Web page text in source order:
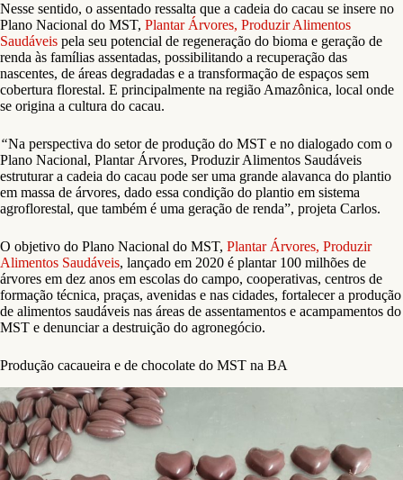
Nesse sentido, o assentado ressalta que a cadeia do cacau se insere no
Plano Nacional do MST, Plantar Árvores, Produzir Alimentos
Saudáveis pela seu potencial de regeneração do bioma e geração de
renda às famílias assentadas, possibilitando a recuperação das
nascentes, de áreas degradadas e a transformação de espaços sem
cobertura florestal. E principalmente na região Amazônica, local onde
se origina a cultura do cacau.
“Na perspectiva do setor de produção do MST e no dialogado com o
Plano Nacional, Plantar Árvores, Produzir Alimentos Saudáveis
estruturar a cadeia do cacau pode ser uma grande alavanca do plantio
em massa de árvores, dado essa condição do plantio em sistema
agroflorestal, que também é uma geração de renda”, projeta Carlos.
O objetivo do Plano Nacional do MST, Plantar Árvores, Produzir
Alimentos Saudáveis, lançado em 2020 é plantar 100 milhões de
árvores em dez anos em escolas do campo, cooperativas, centros de
formação técnica, praças, avenidas e nas cidades, fortalecer a produção
de alimentos saudáveis nas áreas de assentamentos e acampamentos do
MST e denunciar a destruição do agronegócio.
Produção cacaueira e de chocolate do MST na BA